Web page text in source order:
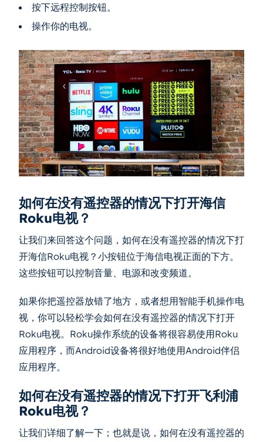
按下远程控制按钮。
操作你的电视。
如何在没有遥控器的情况下打开海信
Roku电视？
让我们来回答这个问题，如何在没有遥控器的情况下打
开海信Roku电视？小按钮位于海信电视正面的下方。
这些按钮可以控制音量、电源和改变频道。
如果你把遥控器放错了地方，或者想用智能手机操作电
视，你可以轻松学会如何在没有遥控器的情况下打开
Roku电视。Roku操作系统的设备将很容易使用Roku
应用程序，而Android设备将很好地使用Android伴侣
应用程序。
如何在没有遥控器的情况下打开飞利浦
Roku电视？
让我们详细了解一下；也就是说，如何在没有遥控器的